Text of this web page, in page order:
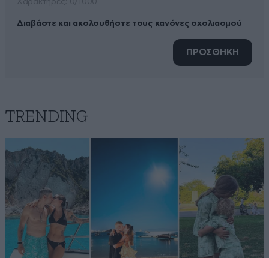
Διαβάστε και ακολουθήστε τους κανόνες σχολιασμού
ΠΡΟΣΘΗΚΗ
TRENDING